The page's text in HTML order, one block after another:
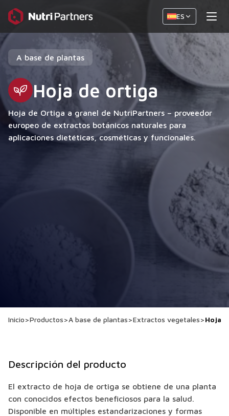
ES
A base de plantas
Hoja de ortiga
Hoja de Ortiga a granel de NutriPartners – proveedor
europeo de extractos botánicos naturales para
aplicaciones dietéticas, cosméticas y funcionales.
Inicio>Productos>A base de plantas>Extractos vegetales>Hoja
Descripción del producto
El extracto de hoja de ortiga se obtiene de una planta
con conocidos efectos beneficiosos para la salud.
Disponible en múltiples estandarizaciones y formas